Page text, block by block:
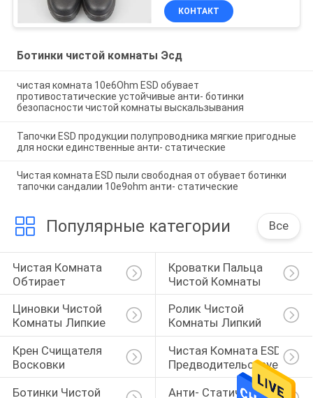
КОНТАКТ
Ботинки чистой комнаты Эсд
чистая комната 10e6Ohm ESD обувает
противостатические устойчивые анти- ботинки
безопасности чистой комнаты выскальзывания
Тапочки ESD продукции полупроводника мягкие пригодные
для носки единственные анти- статические
Чистая комната ESD пыли свободная от обувает ботинки
тапочки сандалии 10e9ohm анти- статические
Популярные категории Все
Чистая Комната
Обтирает
Кроватки Пальца
Чистой Комнаты
Циновки Чистой
Комнаты Липкие
Ролик Чистой
Комнаты Липкий
Крен Счищателя
Восковки
Чистая Комната ESD
Предводительствует
Ботинки Чистой
Анти- Статическая